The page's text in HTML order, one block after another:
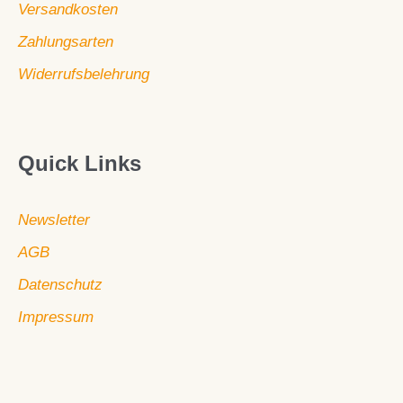
Versandkosten
Zahlungsarten
Widerrufsbelehrung
Quick Links
Newsletter
AGB
Datenschutz
Impressum